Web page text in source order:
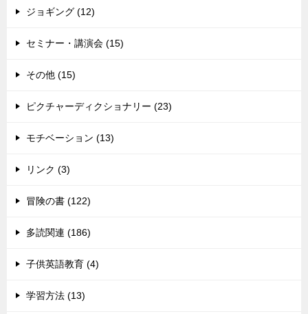
ジョギング (12)
セミナー・講演会 (15)
その他 (15)
ピクチャーディクショナリー (23)
モチベーション (13)
リンク (3)
冒険の書 (122)
多読関連 (186)
子供英語教育 (4)
学習方法 (13)